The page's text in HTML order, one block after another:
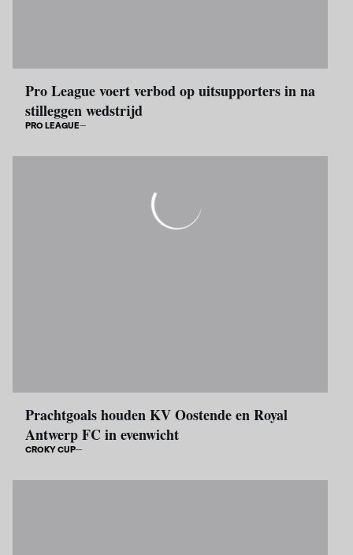
Pro League voert verbod op uitsupporters in na
stilleggen wedstrijd
PRO LEAGUE
Prachtgoals houden KV Oostende en Royal
Antwerp FC in evenwicht
CROKY CUP